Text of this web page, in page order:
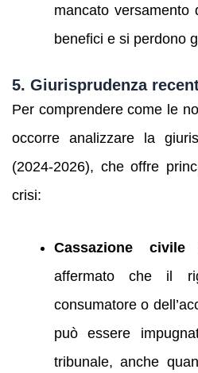
mancato
benefici e si perdono
5. Giurisprudenza
Per comprendere come le
occorre analizzare la
(2024‑2026), che offre
crisi:
Cassazione civile
affermato che il
consumatore o
può essere
tribunale, anche